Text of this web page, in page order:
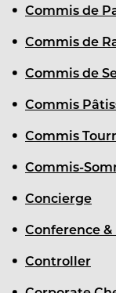
Commis de
Commis de
Commis de
Commis
Commis
Commis-
Concierge
Conference
Controller